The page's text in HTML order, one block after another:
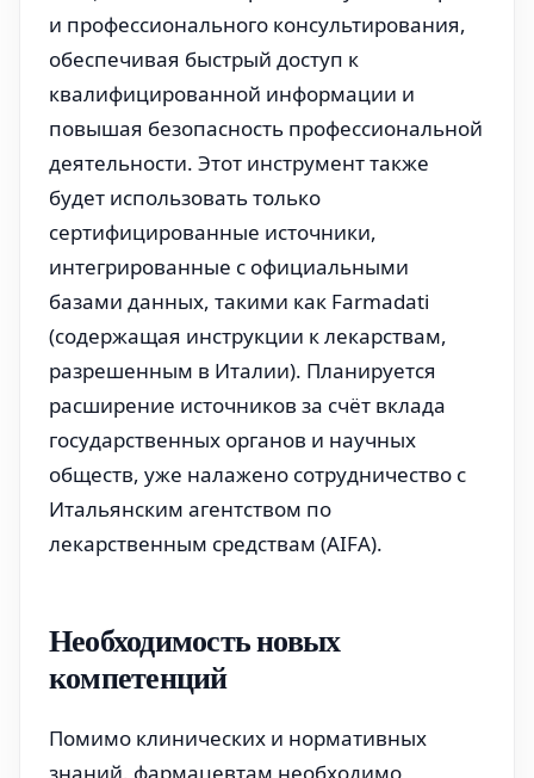
и профессионального консультирования,
обеспечивая быстрый доступ к
квалифицированной информации и
повышая безопасность профессиональной
деятельности. Этот инструмент также
будет использовать только
сертифицированные источники,
интегрированные с официальными
базами данных, такими как Farmadati
(содержащая инструкции к лекарствам,
разрешенным в Италии). Планируется
расширение источников за счёт вклада
государственных органов и научных
обществ, уже налажено сотрудничество с
Итальянским агентством по
лекарственным средствам (AIFA).
Необходимость новых
компетенций
Помимо клинических и нормативных